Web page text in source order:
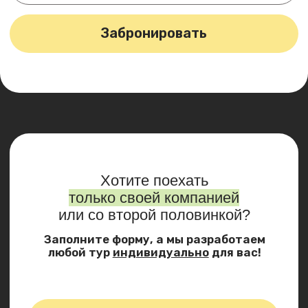
и древний храм — всё в одном маршруте без
спешки и лишних километров пешком.
Природные туры по Домбаю летом дают
именно то, чего не хватает в городе:
Достопримечательности
Домбая: водопады Уллу-
Муруджу и отдых
в термальных источниках